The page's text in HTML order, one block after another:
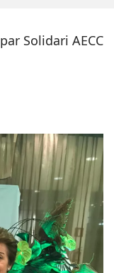
Solidari AECC